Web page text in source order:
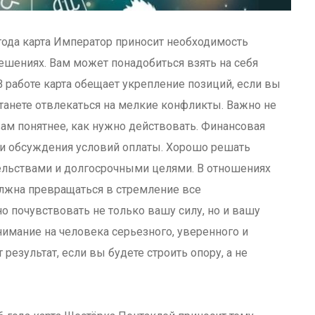
карта Император приносит необходимость
Вам может понадобиться взять на себя
карта обещает укрепление позиций, если вы
отвлекаться на мелкие конфликты. Важно не
понятнее, как нужно действовать. Финансовая
обсуждения условий оплаты. Хорошо решать
и долгосрочными целями. В отношениях
превращаться в стремление все
почувствовать не только вашу силу, но и вашу
на человека серьезного, уверенного и
если вы будете строить опору, а не